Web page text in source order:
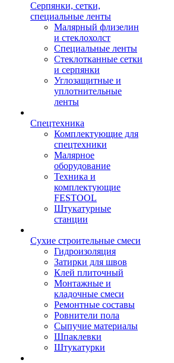
Серпянки, сетки,
специальные ленты
Малярный флизелин
и стеклохолст
Специальные ленты
Стеклотканные сетки
и серпянки
Углозащитные и
уплотнительные
ленты
Спецтехника
Комплектующие для
спецтехники
Малярное
оборудование
Техника и
комплектующие
FESTOOL
Штукатурные
станции
Сухие строительные смеси
Гидроизоляция
Затирки для швов
Клей плиточный
Монтажные и
кладочные смеси
Ремонтные составы
Ровнители пола
Сыпучие материалы
Шпаклевки
Штукатурки